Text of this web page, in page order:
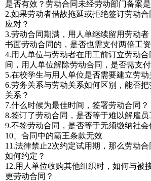
是否有效？劳动合同未经劳动部门备案
2.如果劳动者借故拖延或拒绝签订劳动
应对？
3.劳动合同期满，用人单继续留用劳动
书面劳动合同的，是否也需支付两倍工资
4.用人单位与劳动者在用工前订立劳动
间，用人单位解除劳动合同，是否需支
5.在校学生与用人单位是否需要建立劳动
6.劳务关系与劳动关系如何区别，能否
关系？
7.什么时候为最佳时间，签署劳动合同？
8.签订了劳动合同，是否等于难以解雇员
9.不签劳动合同，是否等于无须缴纳社会
10、合同中的霸王条款无效
11.法律禁止2次约定试用期，那么劳动
如何约定？
12.用人单位收购其他组织时，如何与被
更劳动合同？